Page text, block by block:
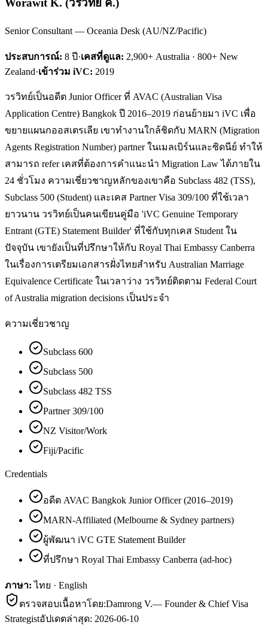
Worawit K. (วรวิทย์ ค.)
Senior Consultant — Oceania Desk (AU/NZ/Pacific)
ประสบการณ์: 8 ปี·เคสที่ดูแล: 2,900+ Australia · 800+ New
Zealand·เข้าร่วม iVC: 2019
วรวิทย์เป็นอดีต Junior Officer ที่ AVAC (Australian Visa
Application Centre) Bangkok ปี 2016–2019 ก่อนย้ายมา iVC เพื่อ
ขยายแผนกออสเตรเลีย เขาทำงานใกล้ชิดกับ MARN (Migration
Agents Registration Number) partner ในเมลเบิร์นและซิดนีย์ ทำให้
สามารถ refer เคสที่ต้องการคำแนะนำ Migration Law ได้ภายใน
24 ชั่วโมง ความเชี่ยวชาญหลักของเขาคือ Subclass 482 (TSS),
Subclass 500 (Student) และเคส Partner Visa 309/100 ที่ใช้เวลา
ยาวนาน วรวิทย์เป็นคนเขียนคู่มือ 'iVC Genuine Temporary
Entrant (GTE) Statement Builder' ที่ใช้กับทุกเคส Student ใน
ปัจจุบัน เขายังเป็นที่ปรึกษาให้กับ Royal Thai Embassy Canberra
ในเรื่องการเตรียมเอกสารฝั่งไทยสำหรับ Australian Marriage
Equivalence Certificate ในเวลาว่าง วรวิทย์ติดตาม Federal Court
of Australia migration decisions เป็นประจำ
ความเชี่ยวชาญ
Subclass 600
Subclass 500
Subclass 482 TSS
Partner 309/100
NZ Visitor/Work
Fiji/Pacific
Credentials
อดีต AVAC Bangkok Junior Officer (2016–2019)
MARN-Affiliated (Melbourne & Sydney partners)
ผู้พัฒนา iVC GTE Statement Builder
ที่ปรึกษา Royal Thai Embassy Canberra (ad-hoc)
ภาษา: ไทย · English
ตรวจสอบเนื้อหาโดย:Damrong V.— Founder & Chief Visa
Strategistอัปเดตล่าสุด: 2026-06-10